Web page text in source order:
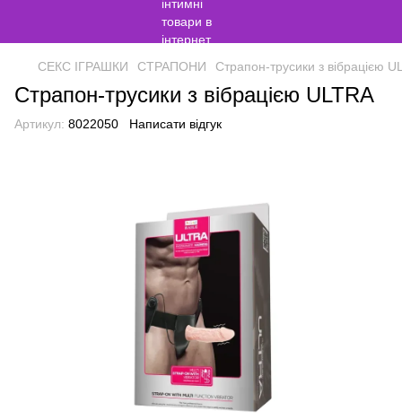
СЕКС ІГРАШКИ СТРАПОНИ Страпон-трусики з вібрацією
Страпон-трусики з вібрацією ULTRA
Артикул: 8022050 Написати відгук